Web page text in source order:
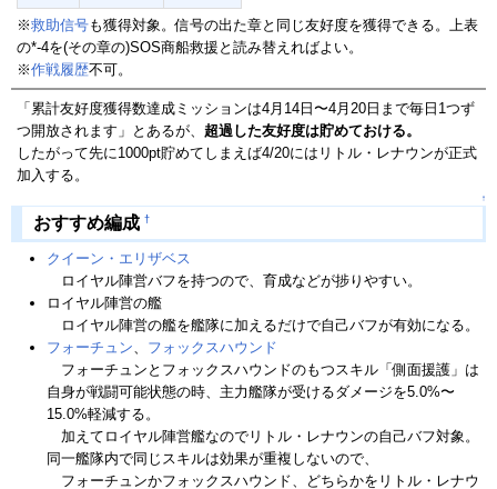
※救助信号も獲得対象。信号の出た章と同じ友好度を獲得できる。上表
の*-4を(その章の)SOS商船救援と読み替えればよい。
※作戦履歴不可。
「累計友好度獲得数達成ミッションは4月14日〜4月20日まで毎日1つず
つ開放されます」とあるが、 超過した友好度は貯めておける。
したがって先に1000pt貯めてしまえば4/20にはリトル・レナウンが正式
加入する。
↑
おすすめ編成 †
クイーン・エリザベス
ロイヤル陣営バフを持つので、育成などが捗りやすい。
ロイヤル陣営の艦
ロイヤル陣営の艦を艦隊に加えるだけで自己バフが有効になる。
フォーチュン
フォックスハウンド
フォーチュンとフォックスハウンドのもつスキル「側面援護」は
自身が戦闘可能状態の時、主力艦隊が受けるダメージを5.0%〜
15.0%軽減する。
加えてロイヤル陣営艦なのでリトル・レナウンの自己バフ対象。
同一艦隊内で同じスキルは効果が重複しないので、
フォーチュンかフォックスハウンド、どちらかをリトル・レナウ